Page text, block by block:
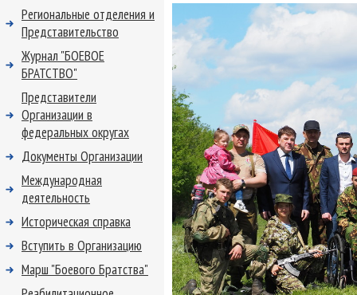
Региональные отделения и
Представительство
Журнал "БОЕВОЕ
БРАТСТВО"
Представители
Организации в
федеральных округах
Документы Организации
Международная
деятельность
Историческая справка
Вступить в Организацию
Марш "Боевого Братства"